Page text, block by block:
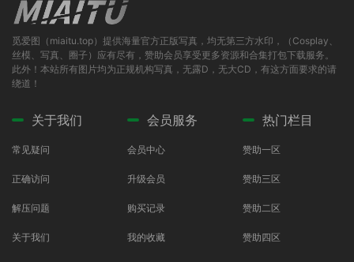
觅爱图（miaitu.top）提供海量官方正版写真，均无第三方水印，（Cosplay、
丝模、写真、圈子）应有尽有，赞助会员享受更多资源和合集打包下载服务。
此外！本站所有图片均为正规机构写真，无露D，无大CD，有这方面要求的请
绕道！
关于我们
常见疑问
正确访问
解压问题
关于我们
会员服务
会员中心
升级会员
购买记录
我的收藏
热门栏目
赞助一区
赞助三区
赞助二区
赞助四区